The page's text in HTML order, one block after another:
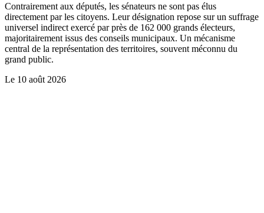
Contrairement aux députés, les sénateurs ne sont pas élus
directement par les citoyens. Leur désignation repose sur un suffrage
universel indirect exercé par près de 162 000 grands électeurs,
majoritairement issus des conseils municipaux. Un mécanisme
central de la représentation des territoires, souvent méconnu du
grand public.
Le 10 août 2026